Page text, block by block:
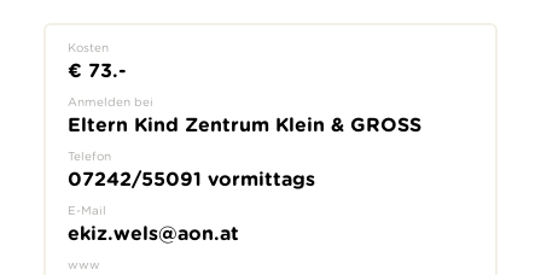
Kosten
€ 73.-
Anmelden bei
Eltern Kind Zentrum Klein & GROSS
Telefon
07242/55091 vormittags
E-Mail
ekiz.wels@aon.at
www